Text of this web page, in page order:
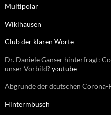
a
h
Multipolar
Wikihausen
Club der klaren Worte
Dr. Daniele Ganser hinterfragt:
unser Vorbild?youtube
Abgründe der deutschen Corona-
Hintermbusch